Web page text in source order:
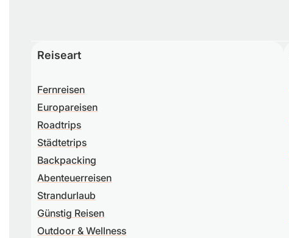
Reiseart
Fernreisen
Europareisen
Roadtrips
Städtetrips
Backpacking
Abenteuerreisen
Strandurlaub
Günstig Reisen
Outdoor & Wellness